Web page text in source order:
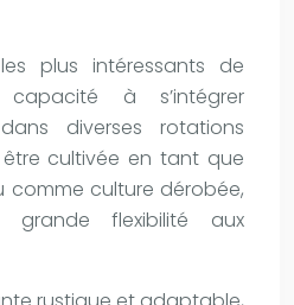
plus intéressants de
à s’intégrer
diverses rotations
être cultivée en tant que
comme culture dérobée,
flexibilité aux